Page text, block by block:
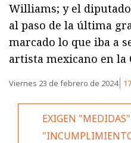
Williams; y el
al paso de la última
marcado lo que iba a
artista mexicano en la
Viernes 23 de febrero de 2024
EXIGEN